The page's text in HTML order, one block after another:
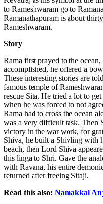
to Rameshwaram go to
Ramanathapuram is about
Rameshwaram.
Story
Rama first prayed to the
accomplished, he offered a
These interesting stories are
famous temple of
rescue Sita. He tried a lot to
when he was forced to not
Rama had to cross the ocean
was a very difficult task. Then
victory in the war work, for
Shiva, he built a Shivling with
beach, then Lord Shiva
this linga to Shri. Gave the
with Ravana, his entire
returned after freeing Sitaji.
Read this also: Namakkal